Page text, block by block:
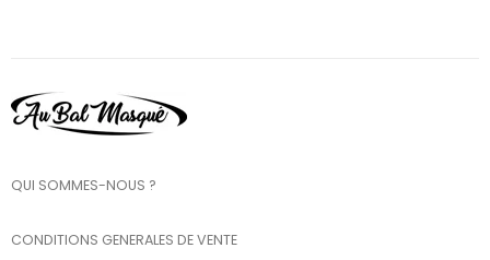
QUI SOMMES-NOUS ?
CONDITIONS GENERALES DE VENTE